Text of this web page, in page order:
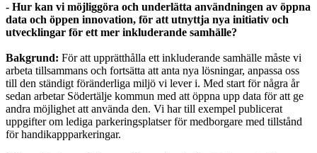
- Hur kan vi möjliggöra och underlätta användningen av öppna
data och öppen innovation, för att utnyttja nya initiativ och
utvecklingar för ett mer inkluderande samhälle?
Bakgrund: För att upprätthålla ett inkluderande samhälle måste vi
arbeta tillsammans och fortsätta att anta nya lösningar, anpassa oss
till den ständigt föränderliga miljö vi lever i. Med start för några år
sedan arbetar Södertälje kommun med att öppna upp data för att ge
andra möjlighet att använda den. Vi har till exempel publicerat
uppgifter om lediga parkeringsplatser för medborgare med tillstånd
för handikappparkeringar.